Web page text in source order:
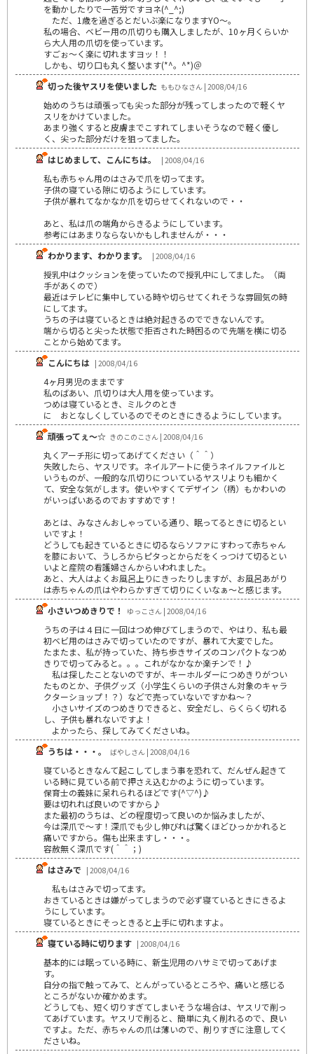
を動かしたりで一苦労ですヨネ(^_^;)
ただ、1歳を過ぎるとだいぶ楽になりますYO～。
私の場合、ベビー用の爪切りも購入しましたが、10ヶ月くらいか
ら大人用の爪切を使っています。
すごぉ～く楽に切れますヨッ！！
しかも、切り口も丸く整います(*^。^*)＠
切った後ヤスリを使いました ももひなさん | 2008/04/16
始めのうちは頑張っても尖った部分が残ってしまったので軽くヤ
スリをかけていました。
あまり強くすると皮膚までこすれてしまいそうなので軽く優し
く、尖った部分だけを狙ってました。
はじめまして、こんにちは。
| 2008/04/16
私も赤ちゃん用のはさみで爪を切ってます。
子供の寝ている隙に切るようにしています。
子供が暴れてなかなか爪を切らせてくれないので・・
あと、私は爪の端角からきるようにしています。
参考にはあまりならないかもしれませんが・・・
わかります、わかります。
| 2008/04/16
授乳中はクッションを使っていたので授乳中にしてました。（両
手があくので）
最近はテレビに集中している時や切らせてくれそうな雰囲気の時
にしてます。
うちの子は寝ているときは絶対起きるのでできないんです。
端から切ると尖った状態で拒否された時困るので先端を横に切る
ことから始めてます。
こんにちは | 2008/04/16
4ヶ月男児のままです
私のばあい、爪切りは大人用を使っています。
つめは寝ているとき、ミルクのとき
に おとなしくしているのでそのときにきるようにしています。
頑張ってぇ～☆ きのこのこさん | 2008/04/16
丸くアーチ形に切ってあげてください（＾＾）
失敗したら、ヤスリです。ネイルアートに使うネイルファイルと
いうものが、一般的な爪切りについているヤスリよりも細かく
て、安全な気がします。使いやすくてデザイン（柄）もかわいの
がいっぱいあるのでおすすめです！
あとは、みなさんおしゃっている通り、眠ってるときに切るとい
いですよ！
どうしても起きているときに切るならソファにすわって赤ちゃん
を膝において、うしろからピタっとからだをくっつけて切るとい
いよと産院の看護婦さんからいわれました。
あと、大人はよくお風呂上りにきったりしますが、お風呂あがり
は赤ちゃんの爪はやわらかすぎて切りにくいなぁ～と感じます。
小さいつめきりで！
ゆっこさん | 2008/04/16
うちの子は４日に一回はつめ伸びてしまうので、やはり、私も最
初ベビ用のはさみで切っていたのですが、暴れて大変でした。
たまたま、私が持っていた、持ち歩きサイズのコンパクトなつめ
きりで切ってみると。。。これがなかなか楽チンで！♪
私は探したことないのですが、キーホルダーにつめきりがつい
たものとか、子供グッズ（小学生くらいの子供さん対象のキャラ
クターショップ！？）などで売っていないですかね～？
小さいサイズのつめきりできると、安全だし、らくらく切れる
し、子供も暴れないですよ！
よかったら、探してみてくださいね。
うちは・・・。
ばやしさん | 2008/04/16
寝ているときなんて起こしてしまう事を恐れて、だんぜん起きて
いる時に見ている前で押さえ込むかのように切っています。
保育士の義妹に呆れられるほどです(^▽^)♪
要は切れれば良いのですから♪
また最初のうちは、どの程度切って良いのか悩みましたが、
今は深爪で～す！深爪でも少し伸びれば驚くほどひっかかれると
痛いですから。傷も出来ますし・・・。
容赦無く深爪です(＾＾；)
はさみで | 2008/04/16
私もはさみで切ってます。
おきているときは嫌がってしまうので必ず寝ているときにきるよ
うにしています。
寝ているときにそっときると上手に切れますよ。
寝ている時に切ります | 2008/04/16
基本的には眠っている時に、新生児用のハサミで切ってあげま
す。
自分の指で触ってみて、とんがっているところや、痛いと感じる
ところがないか確かめます。
どうしても、短く切りすぎてしまいそうな場合は、ヤスリで削っ
てあげています。ヤスリで削ると、簡単に丸く削れるので、良い
ですよ。ただ、赤ちゃんの爪は薄いので、削りすぎに注意してく
ださいね。